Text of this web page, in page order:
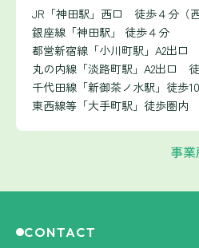
JR「神田駅」西口 徒歩４分（西
銀座線「神田駅」 徒歩４分
都営新宿線「小川町駅」A2出
丸の内線「淡路町駅」A2出口
千代田線「新御茶ノ水駅」徒歩
東西線等「大手町駅」徒歩圏内
事
CONTACT